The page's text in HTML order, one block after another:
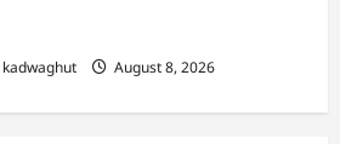
kadwaghut
August 8, 2026